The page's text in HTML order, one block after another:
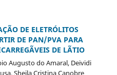
DE ELETRÓLITOS
DE PAN/PVA PARA
DE LÃTIO
Augusto do Amaral, Deividi